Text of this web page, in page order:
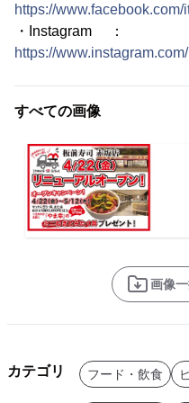
https://
・Instagram ：
https://
すべての画像
画像
カテゴリ フード・飲食